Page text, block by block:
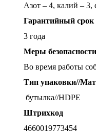
Азот – 4, калий – 3,
Гарантийный срок
3 года
Меры безопасности
Во время работы
Тип упаковки//
бутылка//HDPE
Штрихкод
4660019773454